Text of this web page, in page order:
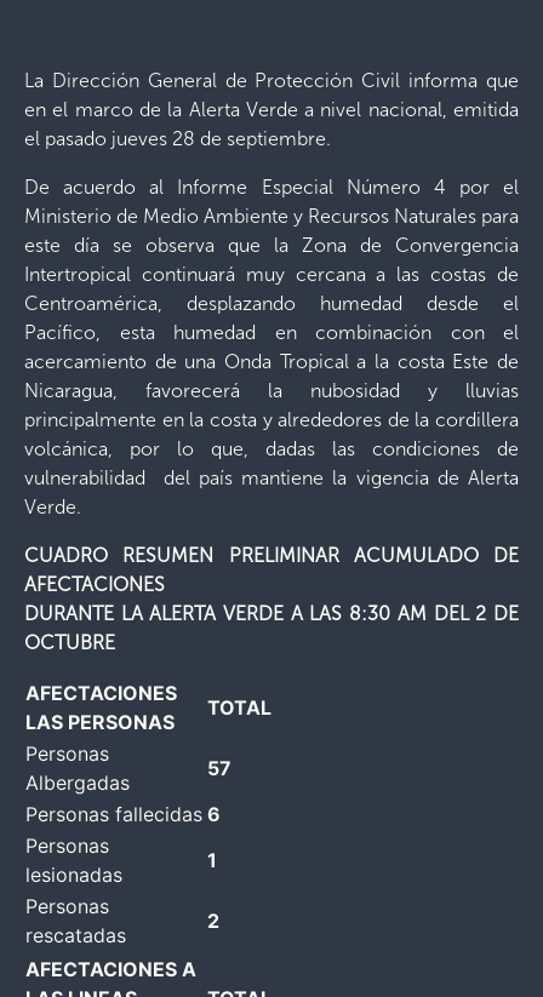
La Dirección General de Protección Civil informa que
en el marco de la Alerta Verde a nivel nacional, emitida
el pasado jueves 28 de septiembre.
De acuerdo al Informe Especial Número 4 por el
Ministerio de Medio Ambiente y Recursos Naturales para
este día se observa que la Zona de Convergencia
Intertropical continuará muy cercana a las costas de
Centroamérica, desplazando humedad desde el
Pacífico, esta humedad en combinación con el
acercamiento de una Onda Tropical a la costa Este de
Nicaragua, favorecerá la nubosidad y lluvias
principalmente en la costa y alrededores de la cordillera
volcánica, por lo que, dadas las condiciones de
vulnerabilidad del país mantiene la vigencia de Alerta
Verde.
CUADRO RESUMEN PRELIMINAR ACUMULADO DE
AFECTACIONES
DURANTE LA ALERTA VERDE A LAS 8:30 AM DEL 2 DE
OCTUBRE
AFECTACIONES
LAS PERSONAS
TOTAL
Personas
Albergadas
57
Personas fallecidas 6
Personas
lesionadas
1
Personas
rescatadas
2
AFECTACIONES A